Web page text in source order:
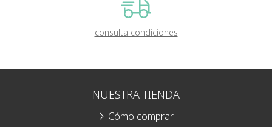
consulta condiciones
NUESTRA TIENDA
Cómo comprar